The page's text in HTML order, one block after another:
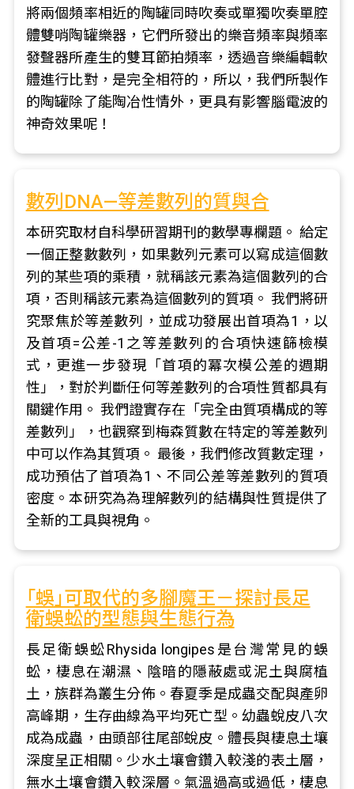
將兩個頻率相近的陶罐同時吹奏或單獨吹奏單腔
體雙哨陶罐樂器，它們所發出的樂音頻率與頻率
發聲器所產生的雙耳節拍頻率，透過音樂編輯軟
體進行比對，是完全相符的，所以，我們所製作
的陶罐除了能陶冶性情外，更具有影響腦電波的
神奇效果呢！
數列DNA—等差數列的質與合
本研究取材自科學研習期刊的數學專欄題。 給定
一個正整數數列，如果數列元素可以寫成這個數
列的某些項的乘積，就稱該元素為這個數列的合
項，否則稱該元素為這個數列的質項。 我們將研
究聚焦於等差數列，並成功發展出首項為1，以
及首項=公差-1之等差數列的合項快速篩檢模
式，更進一步發現「首項的冪次模公差的週期
性」，對於判斷任何等差數列的合項性質都具有
關鍵作用。 我們證實存在「完全由質項構成的等
差數列」，也觀察到梅森質數在特定的等差數列
中可以作為其質項。 最後，我們修改質數定理，
成功預估了首項為1、不同公差等差數列的質項
密度。本研究為為理解數列的結構與性質提供了
全新的工具與視角。
｢蜈｣可取代的多腳魔王－探討長足
衛蜈蚣的型態與生態行為
長足衛蜈蚣Rhysida longipes是台灣常見的蜈
蚣，棲息在潮濕、陰暗的隱蔽處或泥土與腐植
土，族群為叢生分佈。春夏季是成蟲交配與產卵
高峰期，生存曲線為平均死亡型。幼蟲蛻皮八次
成為成蟲，由頭部往尾部蛻皮。體長與棲息土壤
深度呈正相關。少水土壤會鑽入較淺的表土層，
無水土壤會鑽入較深層。氣溫過高或過低，棲息